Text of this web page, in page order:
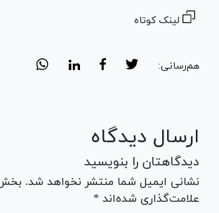
لینک کوتاه
هم‌رسانی:
ارسال دیدگاه
دیدگاهتان را بنویسید
نشانی ایمیل شما منتشر نخواهد شد.
علامت‌گذاری شده‌اند *